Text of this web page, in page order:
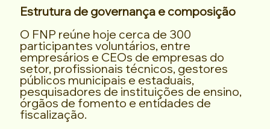
Estrutura de governança e composição
O FNP reúne hoje cerca de 300
participantes voluntários, entre
empresários e CEOs de empresas do
setor, profissionais técnicos, gestores
públicos municipais e estaduais,
pesquisadores de instituições de ensino,
órgãos de fomento e entidades de
fiscalização.